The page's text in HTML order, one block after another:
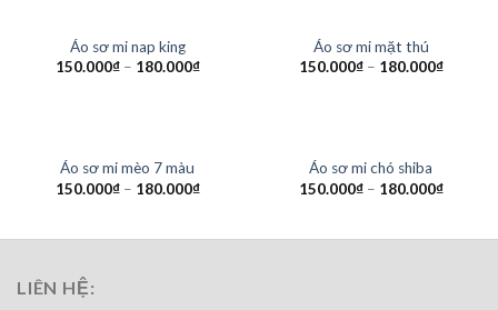
HẾT HÀNG
Áo sơ mi nap king
150.000₫– 180.000₫
HẾT HÀNG
Áo sơ mi mặt thú
150.000₫– 180.000₫
HẾT HÀNG
Áo sơ mi mèo 7 màu
150.000₫– 180.000₫
HẾT HÀNG
Áo sơ mi chó shiba
150.000₫– 180.000₫
LIÊN HỆ: